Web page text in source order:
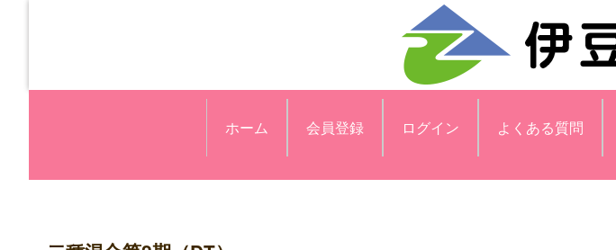
ホーム 会員登録 ログイン よくある質問